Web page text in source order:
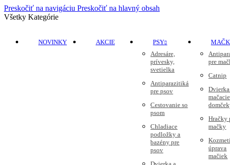
Preskočiť na navigáciu Preskočiť na hlavný obsah
Všetky Kategórie
NOVINKY AKCIE
PSY
Adresáre,
prívesky,
svetielka
Antiparazitiká
pre psov
Cestovanie so
psom
Chladiace
podložky a
bazény pre
psov
pre
Catnip
mačacie
Hračky
mačky
úprava
mačiek